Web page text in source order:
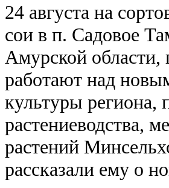
24 августа на
сои в п. Садовое
Амурской области,
работают над
культуры региона,
растениеводства,
растений
рассказали ему о